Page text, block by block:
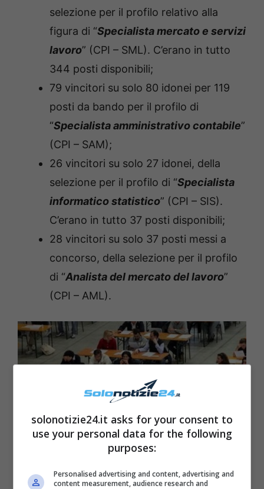
selezione per il profilo relativo alla
figura di “Specialista mercato e servizi
lavoro” (CPI – SML). C’erano in tutto
344 posti disponibili;
79 vincitori su solo 80 idonei per 119
posti da bando per il profilo di
“Specialista amministrativo contabile”
(CPI – SAM);
26 vincitori su solo 27 idonei, della
selezione per il profilo di “Specialista
informatico statistico” (CPI – SIS).
C’erano in tutto 37 posti disponibili;
28 vincitori su solo 37 posti messi a
concorso, della selezione per il profilo
di “Analista del mercato del lavoro”
(CPI – AML).
solonotizie24.it asks for your consent to
use your personal data for the following
purposes:
Personalised advertising and content, advertising and
content measurement, audience research and